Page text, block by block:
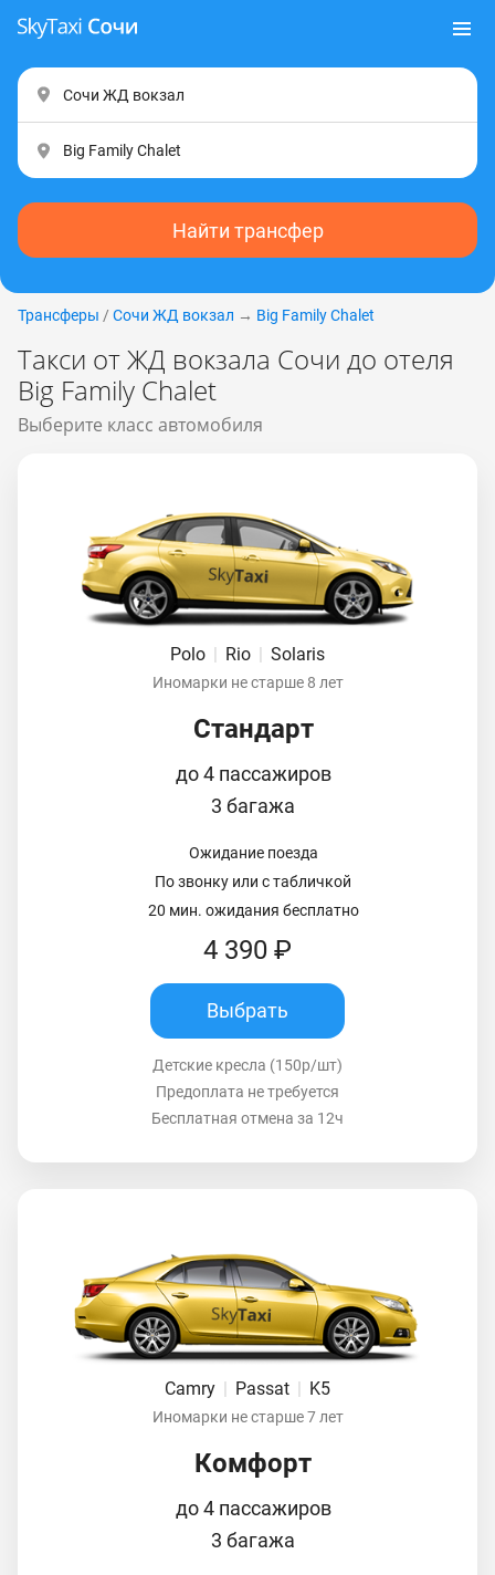
Найти трансфер
Трансферы / Сочи ЖД вокзал → Big Family Chalet
Такси от ЖД вокзала Сочи до отеля
Big Family Chalet
Выберите класс автомобиля
Polo | Rio | Solaris
Иномарки не старше 8 лет
Стандарт
до 4 пассажиров
3 багажа
Ожидание поезда
По звонку или с табличкой
20 мин. ожидания бесплатно
4 390 ₽
Выбрать
Детские кресла (150р/шт)
Предоплата не требуется
Бесплатная отмена за 12ч
Camry Passat K5
Иномарки не старше 7 лет
Комфорт
до 4 пассажиров
3 багажа